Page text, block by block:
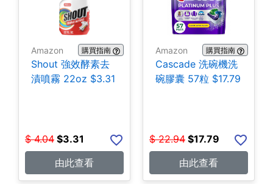
Amazon 購買指南
Shout 強效酵素去
漬噴霧 22oz $3.31
$ 4.04 $3.31
由此查看
Amazon 購買指南
Cascade 洗碗機洗
碗膠囊 57粒 $17.79
$ 22.94 $17.79
由此查看